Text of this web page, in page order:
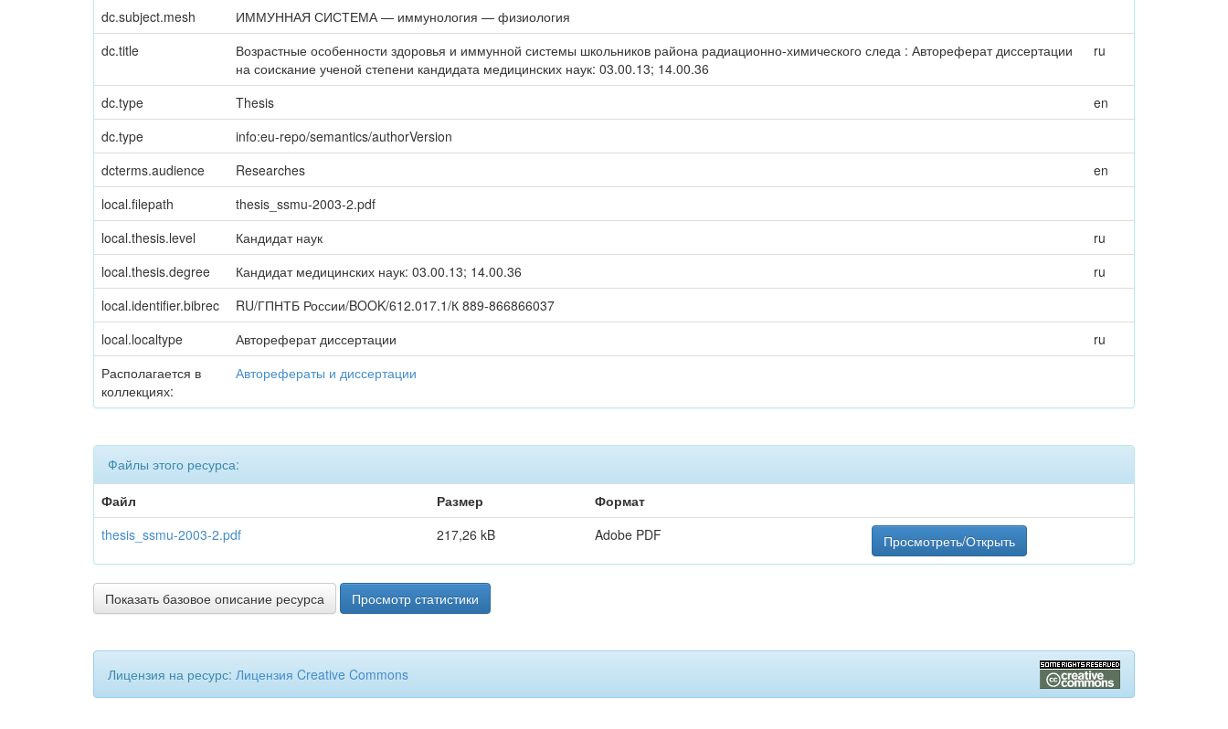
dc.subject.mesh
ИММУННАЯ СИСТЕМА — иммунология — физиология
dc.title
Возрастные особенности здоровья и иммунной системы школьников района радиационно-химического следа : Автореферат диссертации
на соискание ученой степени кандидата медицинских наук: 03.00.13; 14.00.36
ru
dc.type Thesis
en
dc.type
info:eu-repo/semantics/authorVersion
dcterms.audience
Researches
en
local.filepath
thesis_ssmu-2003-2.pdf
local.thesis.level
Кандидат наук
ru
local.thesis.degree
Кандидат медицинских наук: 03.00.13; 14.00.36
ru
local.identifier.bibrec
RU/ГПНТБ России/BOOK/612.017.1/К 889-866866037
local.localtype
Автореферат диссертации
ru
Располагается в
коллекциях:
Авторефераты и диссертации
Файлы этого ресурса:
Файл
Размер
Формат
thesis_ssmu-2003-2.pdf
217,26 kB Adobe PDF Просмотреть/Открыть
Показать базовое описание ресурса Просмотр статистики
Лицензия на ресурс: Лицензия Creative Commons